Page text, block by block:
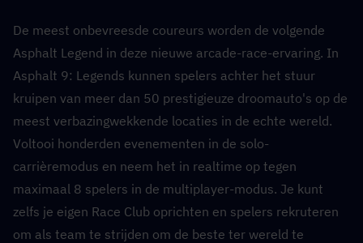
De meest onbevreesde coureurs worden de volgende
Asphalt Legend in deze nieuwe arcade-race-ervaring. In
Asphalt 9: Legends kunnen spelers achter het stuur
kruipen van meer dan 50 prestigieuze droomauto's op de
meest verbazingwekkende locaties in de echte wereld.
Voltooi honderden evenementen in de solo-
carrièremodus en neem het in realtime op tegen
maximaal 8 spelers in de multiplayer-modus. Je kunt
zelfs je eigen Race Club oprichten en spelers rekruteren
om als team te strijden om de beste ter wereld te